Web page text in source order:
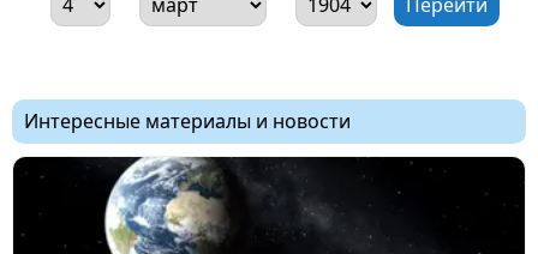
Интересные материалы и новости